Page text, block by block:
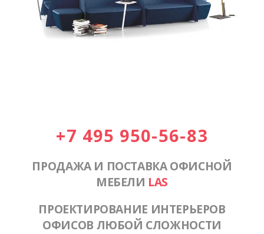
+7 495 950-56-83
ПРОДАЖА И ПОСТАВКА ОФИСНОЙ
МЕБЕЛИ LAS
ПРОЕКТИРОВАНИЕ ИНТЕРЬЕРОВ
ОФИСОВ ЛЮБОЙ СЛОЖНОСТИ